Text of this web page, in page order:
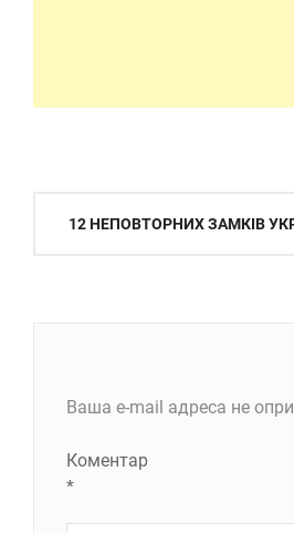
Навігація
12 НЕПОВТОРНИХ ЗАМКІВ
Ваша e-mail адреса не
Коментар
*